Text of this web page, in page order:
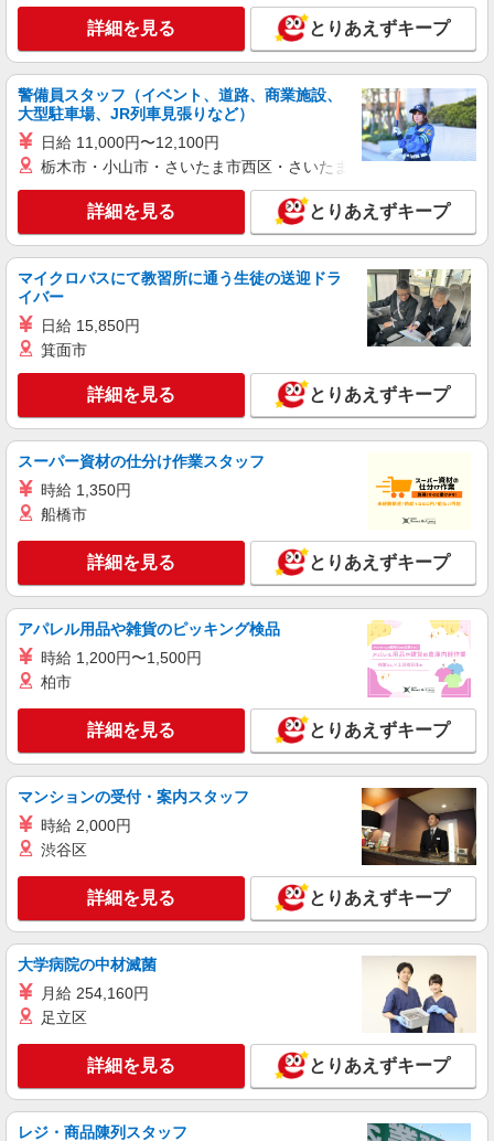
【短期＆長期アルバイト】COACH 接客販売ス
タッフ
アルバイト： 【短期】時給1,250円〜1,500
円 ※高校生：時給1,080円 【長期】時給1,280
円〜1,300円 ※高校生：時給1,080円 販売員：時
給1,300円／販売アシスタント：時給1,280円 ※経
験能力考慮 ※試用期間（同条件）【短期】14日間
【長期】3か月間
滋賀県蒲生郡竜王町大字薬師字砂山1178-694
三井アウトレットパーク 滋賀竜王 1F
キープ 詳細を見る
アルバイト 契約社員
靴下屋
契約社員：月給198,000円 アルバイト：時給
滋賀県蒲生郡竜王町大字薬師字砂山1178-694
三井アウトレットパーク 滋賀竜王 2F
キープ
アルバイト
HAWKINS＆VANS
アルバイト：時給1,150円以上 高校生／時給
1,080円以上 ◆昇給 ◆交通費（月額50,000円ま
滋賀県蒲生郡竜王町大字薬師字砂山1178-694
三井アウトレットパーク 滋賀竜王 2F
詳細を見る
BOTANIST Factory
販売スタッフ
正社員：月給210,000円〜360,000円 ※能力、
経験により給与・待遇を決定します ※ 試用期間6
滋賀県蒲生郡竜王町大字薬師字砂山1178-694
三井アウトレットパーク 滋賀竜王 2F
キープ 詳細を見る
アルバイト
MIKIHOUSE REPRO
アルバイト・パート：時給1,100円〜
滋賀県蒲生郡竜王町大字薬師字砂山1178-694
詳細を見る とりあえずキープ
警備員スタッフ（イベント、道路、商業施設、
大型駐車場、JR列車見張りなど）
日給 11,000円〜12,100円
栃木市・小山市・さいたま市西区・さいたま市岩槻区・久喜市・
詳細を見る とりあえずキープ
マイクロバスにて教習所に通う生徒の送迎ドラ
イバー
日給 15,850円
箕面市
詳細を見る とりあえずキープ
スーパー資材の仕分け作業スタッフ
時給 1,350円
船橋市
詳細を見る とりあえずキープ
アパレル用品や雑貨のピッキング検品
時給 1,200円〜1,500円
柏市
詳細を見る とりあえずキープ
マンションの受付・案内スタッフ
時給 2,000円
渋谷区
詳細を見る とりあえずキープ
大学病院の中材滅菌
月給 254,160円
足立区
詳細を見る とりあえずキープ
レジ・商品陳列スタッフ